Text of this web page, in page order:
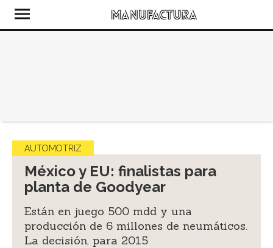
AUTOMOTRIZ
México y EU: finalistas para
planta de Goodyear
Están en juego 500 mdd y una
producción de 6 millones de neumáticos.
La decisión, para 2015